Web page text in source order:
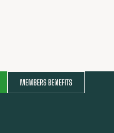
MEMBERS BENEFITS